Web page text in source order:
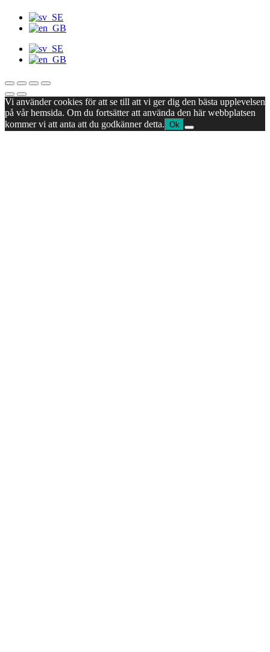
Vi använder cookies för att se till att vi ger dig den bästa upplevelsen
på vår hemsida. Om du fortsätter att använda den här webbplatsen
kommer vi att anta att du godkänner detta. Ok